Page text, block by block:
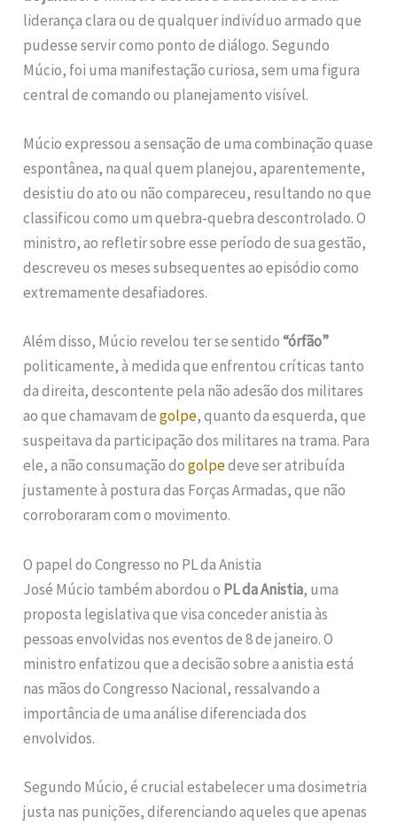
liderança clara ou de qualquer indivíduo armado que
pudesse servir como ponto de diálogo. Segundo
Múcio, foi uma manifestação curiosa, sem uma figura
central de comando ou planejamento visível.
Múcio expressou a sensação de uma combinação quase
espontânea, na qual quem planejou, aparentemente,
desistiu do ato ou não compareceu, resultando no que
classificou como um quebra-quebra descontrolado. O
ministro, ao refletir sobre esse período de sua gestão,
descreveu os meses subsequentes ao episódio como
extremamente desafiadores.
Além disso, Múcio revelou ter se sentido“órfão”
politicamente, à medida que enfrentou críticas tanto
da direita, descontente pela não adesão dos militares
ao que chamavam degolpe, quanto da esquerda, que
suspeitava da participação dos militares na trama. Para
ele, a não consumação dogolpedeve ser atribuída
justamente à postura das Forças Armadas, que não
corroboraram com o movimento.
O papel do Congresso no PL da Anistia
José Múcio também abordou o PL da Anistia, uma
proposta legislativa que visa conceder anistia às
pessoas envolvidas nos eventos de 8 de janeiro. O
ministro enfatizou que a decisão sobre a anistia está
nas mãos do Congresso Nacional, ressalvando a
importância de uma análise diferenciada dos
envolvidos.
Segundo Múcio, é crucial estabelecer uma dosimetria
justa nas punições, diferenciando aqueles que apenas